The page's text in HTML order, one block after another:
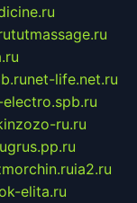
tutmassage.ru
net-life.net.ru
ru.ru
ia2.ru
elita.ru